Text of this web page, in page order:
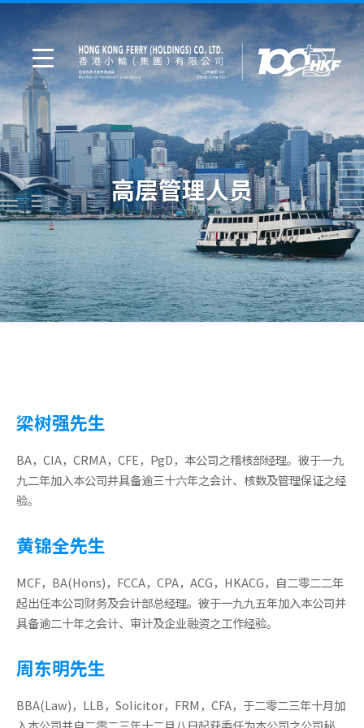
高层管理人员
梁树强先生
BA，CIA，CRMA，CFE，PgD，本公司之稽核部经理。彼于一九
九二年加入本公司并具备逾三十六年之会计、核数及管理保证之经
验。
黄锦全先生
MCF，BA(Hons)，FCCA，CPA，ACG，HKACG，自二零二二年
起出任本公司财务及会计部总经理。彼于一九九五年加入本公司并
具备逾二十年之会计、审计及企业融资之工作经验。
周东明先生
BBA(Law)，LLB，Solicitor，FRM，CFA，于二零二三年十月加